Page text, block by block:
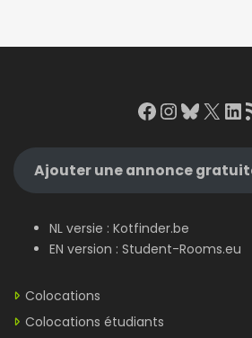
Facebook
X
Ajouter une annonce
NL versie : Kotfinder.be
EN version : Student-Rooms.eu
Colocations
Colocations étudiants